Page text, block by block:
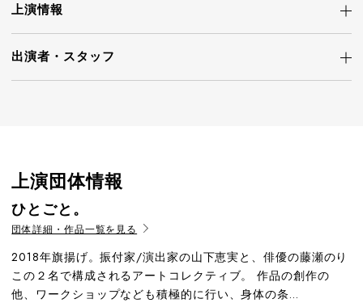
上演情報
出演者・ スタッフ
上演団体情報
ひとごと。
団体詳細・作品一覧を見る
2018年旗揚げ。振付家/演出家の山下恵実と、俳優の藤瀬のり
この２名で構成されるアートコレクティブ。 作品の創作の
他、ワークショップなども積極的に行い、身体の条...